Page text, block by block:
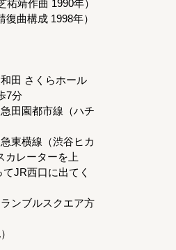
靖作曲 1990年）
曲構成 1998年）
田 さくらホール
7分
田園都市線（ハチ
東横線（渋谷ヒカ
レーターを上
JR西口に出てく
ンブルスクエア方